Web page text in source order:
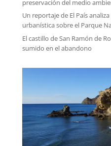
preservación del medio
Un reportaje de El País
urbanística sobre el Parque
El castillo de San Ramón de
sumido en el abandono